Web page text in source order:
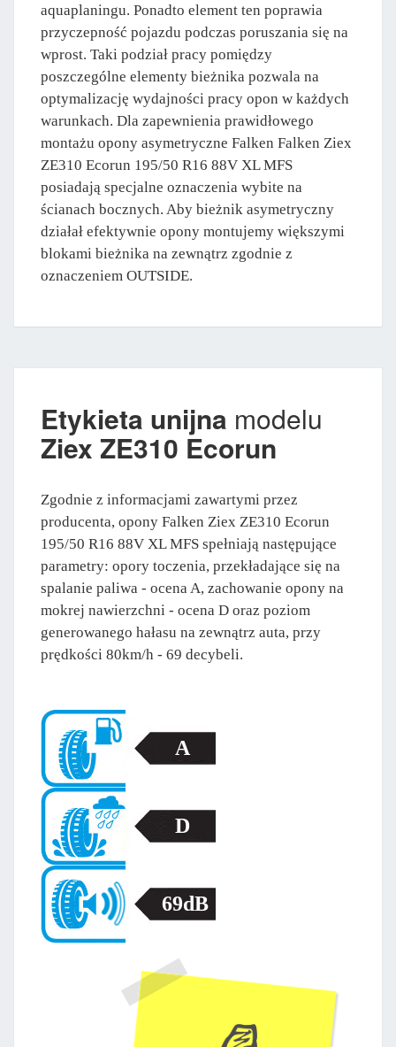
aquaplaningu. Ponadto element ten poprawia
przyczepność pojazdu podczas poruszania się na
wprost. Taki podział pracy pomiędzy
poszczególne elementy bieżnika pozwala na
optymalizację wydajności pracy opon w każdych
warunkach. Dla zapewnienia prawidłowego
montażu opony asymetryczne Falken Falken Ziex
ZE310 Ecorun 195/50 R16 88V XL MFS
posiadają specjalne oznaczenia wybite na
ścianach bocznych. Aby bieżnik asymetryczny
działał efektywnie opony montujemy większymi
blokami bieżnika na zewnątrz zgodnie z
oznaczeniem OUTSIDE.
Etykieta unijna modelu
Ziex ZE310 Ecorun
Zgodnie z informacjami zawartymi przez
producenta, opony Falken Ziex ZE310 Ecorun
195/50 R16 88V XL MFS spełniają następujące
parametry: opory toczenia, przekładające się na
spalanie paliwa - ocena A, zachowanie opony na
mokrej nawierzchni - ocena D oraz poziom
generowanego hałasu na zewnątrz auta, przy
prędkości 80km/h - 69 decybeli.
A
D
69dB